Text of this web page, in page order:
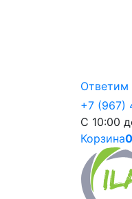
Ответим
+7 (967)
С 10:00
Корзина0